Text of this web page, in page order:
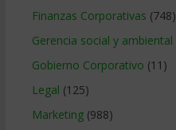
Finanzas Corporativas (748)
Gerencia social y ambiental
Gobierno Corporativo (11)
Legal (125)
Marketing(988)